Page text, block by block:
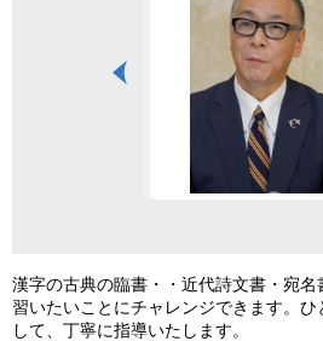
漢字の古典の臨書・・近代詩文書・宛名
習いたいことにチャレンジできます。ひ
して、丁寧に指導いたします。